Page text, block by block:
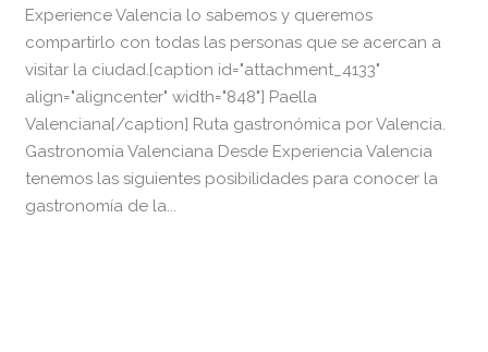
Experience Valencia lo sabemos y queremos
compartirlo con todas las personas que se acercan a
visitar la ciudad.[caption id="attachment_4133"
align="aligncenter" width="848"] Paella
Valenciana[/caption] Ruta gastronómica por Valencia.
Gastronomía Valenciana Desde Experiencia Valencia
tenemos las siguientes posibilidades para conocer la
gastronomía de la...